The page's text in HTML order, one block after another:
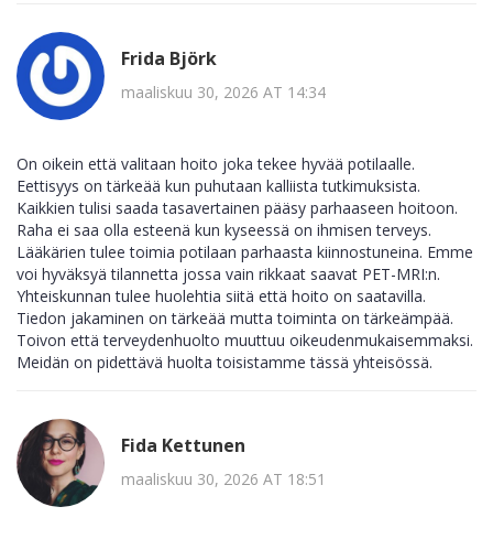
Frida Björk
maaliskuu 30, 2026 AT 14:34
On oikein että valitaan hoito joka tekee hyvää potilaalle.
Eettisyys on tärkeää kun puhutaan kalliista tutkimuksista.
Kaikkien tulisi saada tasavertainen pääsy parhaaseen hoitoon.
Raha ei saa olla esteenä kun kyseessä on ihmisen terveys.
Lääkärien tulee toimia potilaan parhaasta kiinnostuneina. Emme
voi hyväksyä tilannetta jossa vain rikkaat saavat PET-MRI:n.
Yhteiskunnan tulee huolehtia siitä että hoito on saatavilla.
Tiedon jakaminen on tärkeää mutta toiminta on tärkeämpää.
Toivon että terveydenhuolto muuttuu oikeudenmukaisemmaksi.
Meidän on pidettävä huolta toisistamme tässä yhteisössä.
Fida Kettunen
maaliskuu 30, 2026 AT 18:51